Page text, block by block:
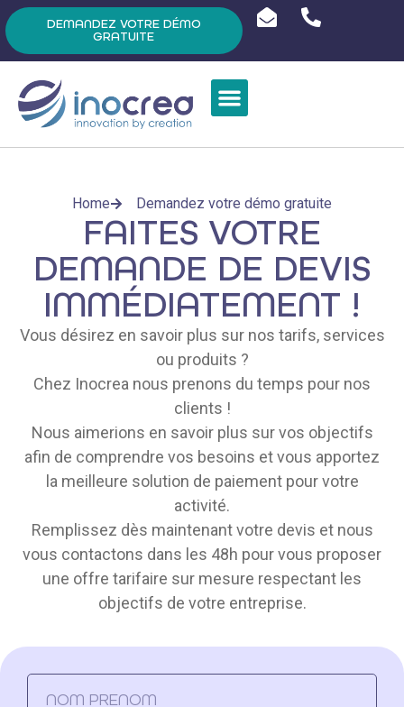
DEMANDEZ VOTRE DÉMO
GRATUITE
Home Demandez votre démo gratuite
FAITES VOTRE
DEMANDE DE DEVIS
IMMÉDIATEMENT !
Vous désirez en savoir plus sur nos tarifs, services
ou produits ?
Chez Inocrea nous prenons du temps pour nos
clients !
Nous aimerions en savoir plus sur vos objectifs
afin de comprendre vos besoins et vous apportez
la meilleure solution de paiement pour votre
activité.
Remplissez dès maintenant votre devis et nous
vous contactons dans les 48h pour vous proposer
une offre tarifaire sur mesure respectant les
objectifs de votre entreprise.